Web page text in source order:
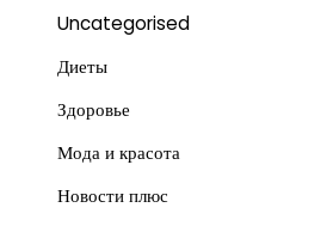
Uncategorised
Диеты
Здоровье
Мода и красота
Новости плюс